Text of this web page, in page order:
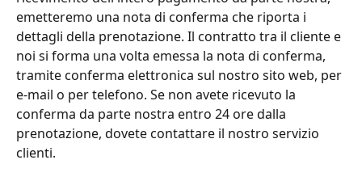
emetteremo una nota di conferma che riporta i
dettagli della prenotazione. Il contratto tra il cliente e
noi si forma una volta emessa la nota di conferma,
tramite conferma elettronica sul nostro sito web, per
e-mail o per telefono. Se non avete ricevuto la
conferma da parte nostra entro 24 ore dalla
prenotazione, dovete contattare il nostro servizio
clienti.